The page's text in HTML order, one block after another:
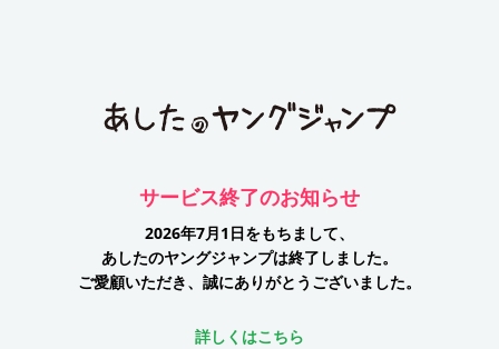
サービス終了のお知らせ
2026年7月1日をもちまして、
あしたのヤングジャンプは終了しました。
ご愛顧いただき、誠にありがとうございました。
詳しくはこちら